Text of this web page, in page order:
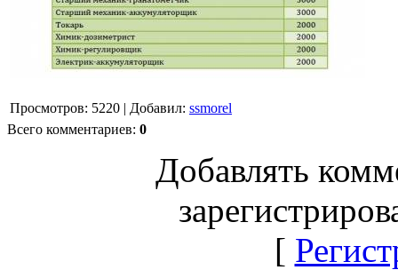
Просмотров: 5220 | Добавил: ssmorel
Всего комментариев: 0
Добавлять
[